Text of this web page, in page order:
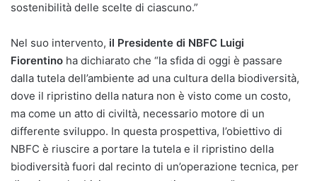
sostenibilità delle scelte di ciascuno.”
Nel suo intervento, il Presidente di NBFC Luigi
Fiorentino ha dichiarato che “la sfida di oggi è passare
dalla tutela dell’ambiente ad una cultura della biodiversità,
dove il ripristino della natura non è visto come un costo,
ma come un atto di civiltà, necessario motore di un
differente sviluppo. In questa prospettiva, l’obiettivo di
NBFC è riuscire a portare la tutela e il ripristino della
biodiversità fuori dal recinto di un’operazione tecnica, per